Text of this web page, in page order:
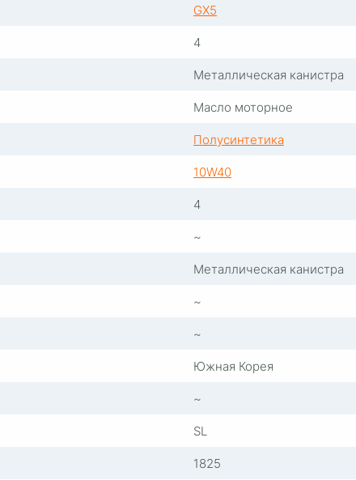
GX5
4
Металлическая канистра
Масло моторное
Полусинтетика
10W40
4
~
Металлическая канистра
~
~
Южная Корея
~
SL
1825